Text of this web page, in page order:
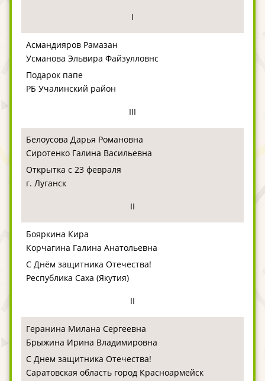
I
Асмандияров Рамазан
Усманова Эльвира Файзулловнс
Подарок папе
РБ Учалинский район
III
Белоусова Дарья Романовна
Сиротенко Галина Васильевна
Открытка с 23 февраля
г. Луганск
II
Бояркина Кира
Корчагина Галина Анатольевна
С Днём защитника Отечества!
Республика Саха (Якутия)
II
Геранина Милана Сергеевна
Брыжина Ирина Владимировна
С Днем защитника Отечества!
Саратовская область город Красноармейск